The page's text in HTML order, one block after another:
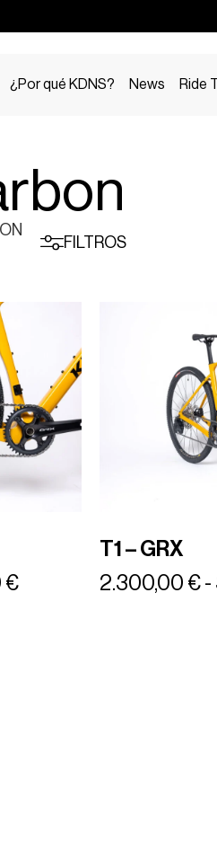
¿Por qué KDNS? News Ride
FILTROS
€
T1 – GRX
2.300,00 €-